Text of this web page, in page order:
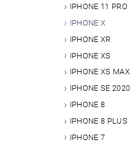
IPHONE 11 PRO
IPHONE X
IPHONE XR
IPHONE XS
IPHONE XS MAX
IPHONE SE 2020
IPHONE 8
IPHONE 8 PLUS
IPHONE 7